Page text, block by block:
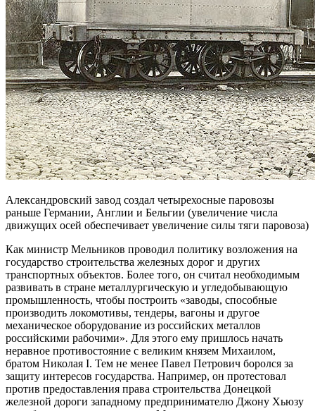
Александровский завод создал четырехосные паровозы
раньше Германии, Англии и Бельгии (увеличение числа
движущих осей обеспечивает увеличение силы тяги паровоза)
Как министр Мельников проводил политику возложения на
государство строительства железных дорог и других
транспортных объектов. Более того, он считал необходимым
развивать в стране металлургическую и угледобывающую
промышленность, чтобы построить «заводы, способные
производить локомотивы, тендеры, вагоны и другое
механическое оборудование из российских металлов
российскими рабочими». Для этого ему пришлось начать
неравное противостояние с великим князем Михаилом,
братом Николая I. Тем не менее Павел Петрович боролся за
защиту интересов государства. Например, он протестовал
против предоставления права строительства Донецкой
железной дороги западному предпринимателю Джону Хьюзу